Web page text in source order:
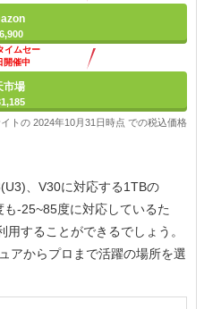
イムセー
開催中
市場
トの 2024年10月31日時点 での税込価格
、V30に対応する1TBの
-25~85度に対応しているた
することができるでしょう。
アからプロまで活躍の場所を選